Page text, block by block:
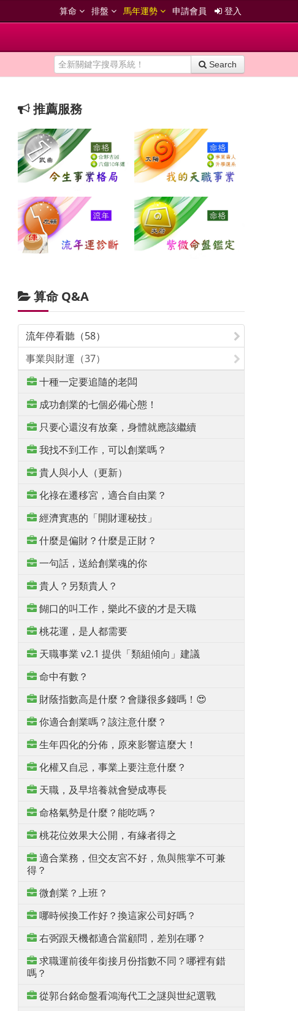
算命 排盤 馬年運勢 申請會員 登入
Search
推薦服務
算命 Q&A
流年停看聽（58）
事業與財運（37）
十種一定要追隨的老闆
成功創業的七個必備心態！
只要心還沒有放棄，身體就應該繼續
我找不到工作，可以創業嗎？
貴人與小人（更新）
化祿在遷移宮，適合自由業？
經濟實惠的「開財運秘技」
什麼是偏財？什麼是正財？
一句話，送給創業魂的你
貴人？另類貴人？
餬口的叫工作，樂此不疲的才是天職
桃花運，是人都需要
天職事業 v2.1 提供「類組傾向」建議
命中有數？
財蔭指數高是什麼？會賺很多錢嗎！😍
你適合創業嗎？該注意什麼？
生年四化的分佈，原來影響這麼大！
化權又自忌，事業上要注意什麼？
天職，及早培養就會變成專長
命格氣勢是什麼？能吃嗎？
桃花位效果大公開，有緣者得之
適合業務，但交友宮不好，魚與熊掌不可兼
得？
微創業？上班？
哪時候換工作好？換這家公司好嗎？
右弼跟天機都適合當顧問，差別在哪？
求職運前後年銜接月份指數不同？哪裡有錯
嗎？
從郭台銘命盤看鴻海代工之謎與世紀選戰